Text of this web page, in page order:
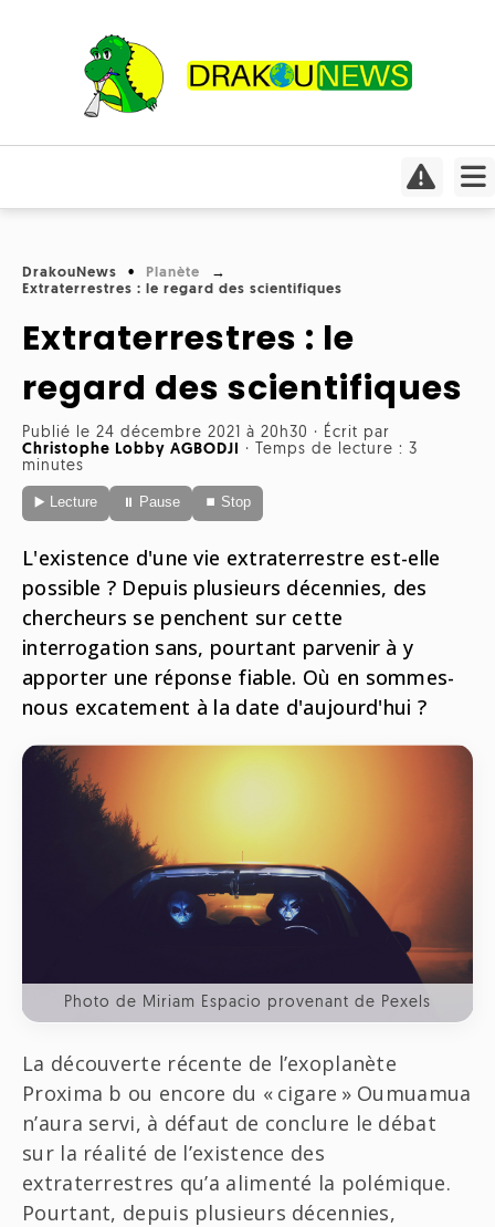
Actualités
Covid-
Politique
Belge
Politique
Française
Régions
Tech
Culture
Cinéma
Jeux
Livres
Mangas
People
Streaming
Théâtre
Focus
Insolite
Interviews
Médias
Radio
Télévision
Planète
Sports
DrakouNews
Planète
Extraterrestres : le regard des scientifiques
Extraterrestres : le
regard des scientifiques
Publié le 24 décembre 2021 à 20h30 · Écrit par
Christophe Lobby AGBODJI · Temps de lecture : 3
minutes
▶️ Lecture ⏸ Pause ⏹ Stop
L'existence d'une vie extraterrestre est-elle
possible ? Depuis plusieurs décennies, des
chercheurs se penchent sur cette
interrogation sans, pourtant parvenir à y
apporter une réponse fiable. Où en sommes-
nous excatement à la date d'aujourd'hui ?
Photo de Miriam Espacio provenant de Pexels
La découverte récente de l’exoplanète
Proxima b ou encore du « cigare » Oumuamua
n’aura servi, à défaut de conclure le débat
sur la réalité de l’existence des
extraterrestres qu’a alimenté la polémique.
Pourtant, depuis plusieurs décennies,